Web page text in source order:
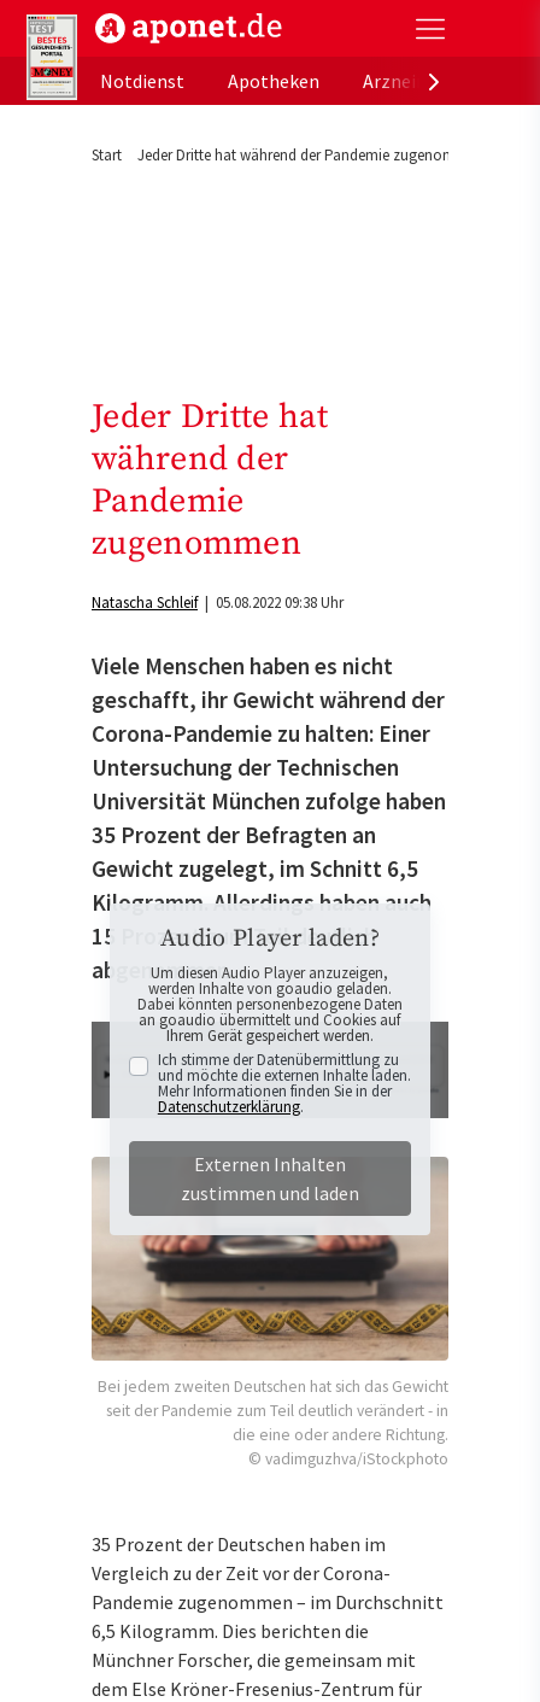
aponet.de - Das offizielle Gesundheitsportal der
Notdienst
Apotheken
Start Jeder Dritte hat während der Pandemie zugenommen
Jeder Dritte hat
während der
Pandemie
zugenommen
Natascha Schleif| 05.08.2022 09:38 Uhr
Viele Menschen haben es nicht
geschafft, ihr Gewicht während der
Corona-Pandemie zu halten: Einer
Untersuchung der Technischen
Universität München zufolge haben
35 Prozent der Befragten an
Gewicht zugelegt, im Schnitt 6,5
Kilogramm. Allerdings haben auch
15 Prozent zum Teil deutlich
abgenommen.
Audio Player laden?
Um diesen Audio Player anzuzeigen,
werden Inhalte von goaudio geladen.
Dabei könnten personenbezogene Daten
an goaudio übermittelt und Cookies auf
Ihrem Gerät gespeichert werden.
Ich stimme der Datenübermittlung zu
und möchte die externen Inhalte laden.
Mehr Informationen finden Sie in der
Datenschutzerklärung.
Externen Inhalten
zustimmen und laden
Bei jedem zweiten Deutschen hat sich das Gewicht
seit der Pandemie zum Teil deutlich verändert - in
die eine oder andere Richtung.
© vadimguzhva/iStockphoto
35 Prozent der Deutschen haben im
Vergleich zu der Zeit vor der Corona-
Pandemie zugenommen – im Durchschnitt
6,5 Kilogramm. Dies berichten die
Münchner Forscher, die gemeinsam mit
dem Else Kröner-Fresenius-Zentrum für